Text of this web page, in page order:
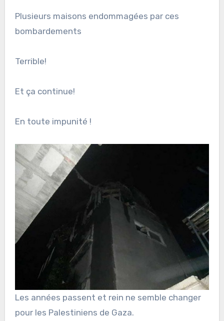
Plusieurs maisons endommagées par ces
bombardements
Terrible!
Et ça continue!
En toute impunité !
Les années passent et rein ne semble changer
pour les Palestiniens de Gaza.